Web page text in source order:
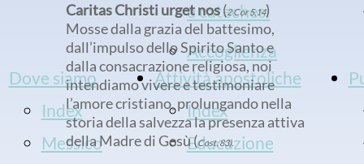
e catechesi
Accoglienza
Dove siamo
Index
Messico
Attività apostoliche
Index
Educazione
Caritas Christi urget nos(2 Cor 5,14)
Mosse dalla grazia del battesimo,
dall’impulso dello Spirito Santo e
dalla consacrazione religiosa, noi
intendiamo vivere e testimoniare
l’amore cristiano, prolungando nella
storia della salvezza la presenza attiva
della Madre di Gesù (Cost. 83).